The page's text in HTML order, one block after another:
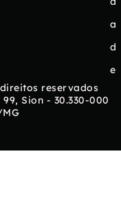
a
d
e
direitos reservados
Sion - 30.330-000